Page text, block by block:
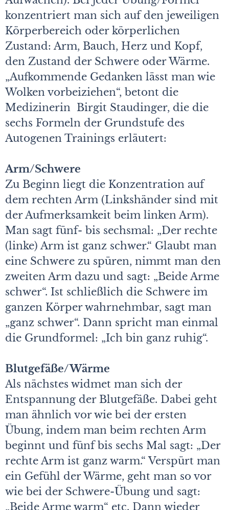
konzentriert man sich auf den jeweiligen
Körperbereich oder körperlichen
Zustand: Arm, Bauch, Herz und Kopf,
den Zustand der Schwere oder Wärme.
„Aufkommende Gedanken lässt man wie
Wolken vorbeiziehen“, betont die
Medizinerin Birgit Staudinger, die die
sechs Formeln der Grundstufe des
Autogenen Trainings erläutert:
Arm/Schwere
Zu Beginn liegt die Konzentration auf
dem rechten Arm (Linkshänder sind mit
der Aufmerksamkeit beim linken Arm).
Man sagt fünf- bis sechsmal: „Der rechte
(linke) Arm ist ganz schwer.“ Glaubt man
eine Schwere zu spüren, nimmt man den
zweiten Arm dazu und sagt: „Beide Arme
schwer“. Ist schließlich die Schwere im
ganzen Körper wahrnehmbar, sagt man
„ganz schwer“. Dann spricht man einmal
die Grundformel: „Ich bin ganz ruhig“.
Blutgefäße/Wärme
Als nächstes widmet man sich der
Entspannung der Blutgefäße. Dabei geht
man ähnlich vor wie bei der ersten
Übung, indem man beim rechten Arm
beginnt und fünf bis sechs Mal sagt: „Der
rechte Arm ist ganz warm.“ Verspürt man
ein Gefühl der Wärme, geht man so vor
wie bei der Schwere-Übung und sagt:
„Beide Arme warm“ etc. Dann wieder